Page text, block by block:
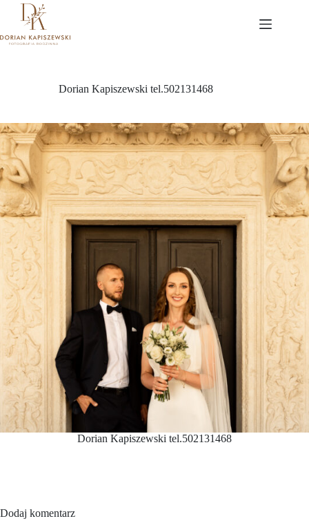
Przejdź
Dorian Kapiszewski tel.502131468
Dorian Kapiszewski tel.502131468
Dodaj komentarz